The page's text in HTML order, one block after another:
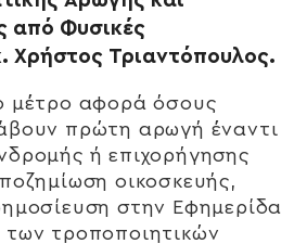
από Φυσικές
Χρήστος Τριαντόπουλος.
μέτρο αφορά όσους
πρώτη αρωγή έναντι
ή επιχορήγησης
οικοσκευής,
στην Εφημερίδα
των τροποποιητικών